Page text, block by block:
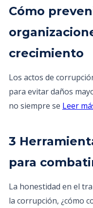
Cómo
crecimiento
Los actos de
para evitar daños
no siempre se Leer
3
para
La honestidad en el
la corrupción, ¿cómo